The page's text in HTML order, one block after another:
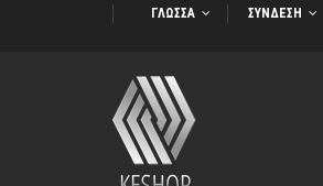
ΓΛΩΣΣΑ ΣΥΝΔΕΣΗ